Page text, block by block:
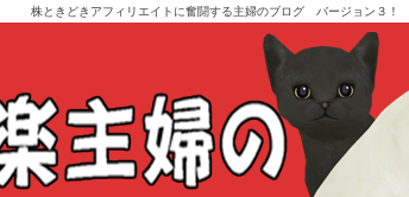
株ときどきアフィリエイトに奮闘する主婦のブログ バージョン３！